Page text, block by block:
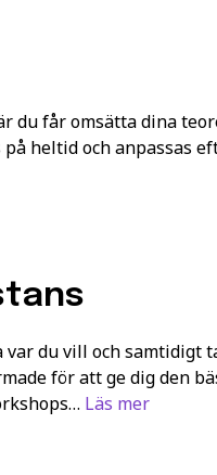
du får omsätta dina
heltid och anpassas
du vill och samtidigt
för att ge dig den
Läs mer